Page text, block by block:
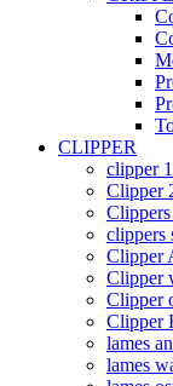
CLIPPER
clipper
Clipper
clippers
Clipper
Clipper
Clipper
Clipper
lames
lames